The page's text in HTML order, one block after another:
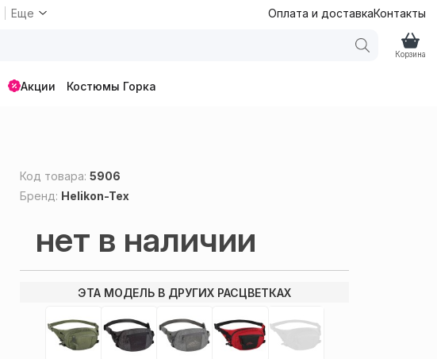
Еще Оплата и доставкаКонтакты
Корзина
Акции Костюмы Горка
Код товара:5906
Бренд: Helikon-Tex
нет в наличии
ЭТА МОДЕЛЬ В ДРУГИХ РАСЦВЕТКАХ